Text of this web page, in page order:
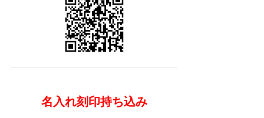
名入れ刻印持ち込み